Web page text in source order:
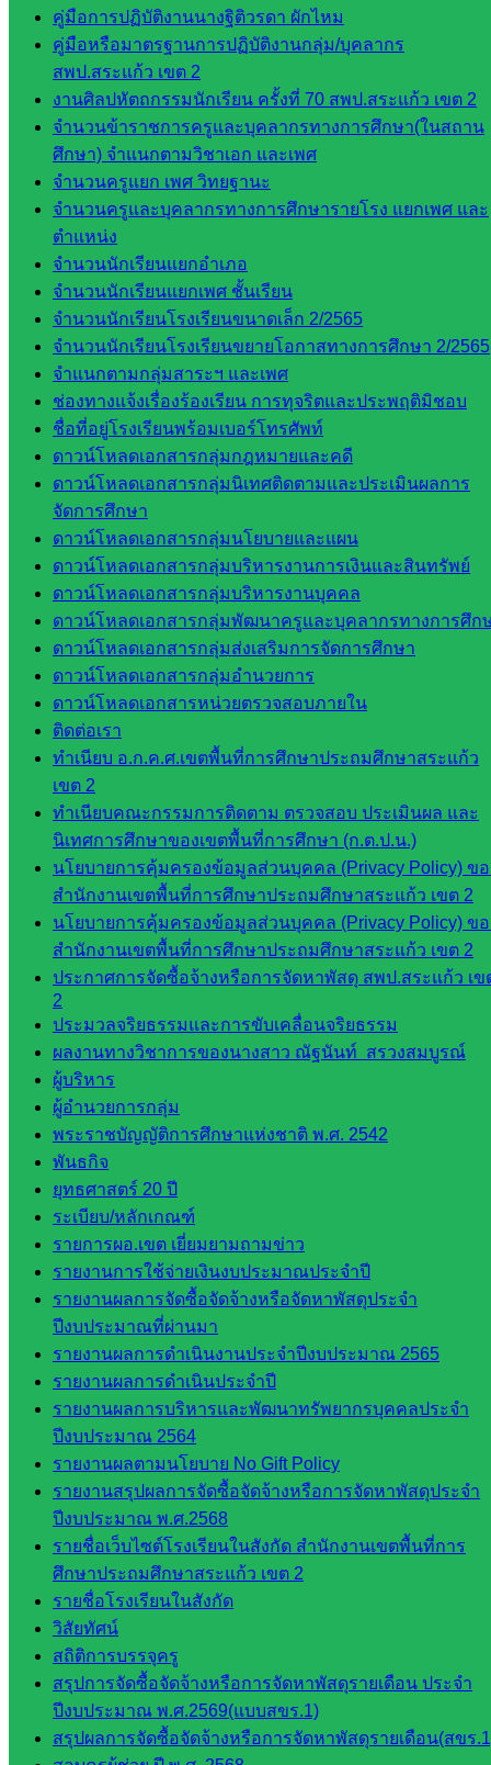
คู่มือการปฏิบัติงานนางฐิติวรดา ผักไหม
คู่มือหรือมาตรฐานการปฏิบัติงานกลุ่ม/บุคลากร
สพป.สระแก้ว เขต 2
งานศิลปหัตถกรรมนักเรียน ครั้งที่ 70 สพป.สระแก้ว เขต 2
จำนวนข้าราชการครูและบุคลากรทางการศึกษา(ในสถาน
ศึกษา) จำแนกตามวิชาเอก และเพศ
จำนวนครูแยก เพศ วิทยฐานะ
จำนวนครูและบุคลากรทางการศึกษารายโรง แยกเพศ และ
ตำแหน่ง
จำนวนนักเรียนแยกอำเภอ
จำนวนนักเรียนแยกเพศ ชั้นเรียน
จำนวนนักเรียนโรงเรียนขนาดเล็ก 2/2565
จำนวนนักเรียนโรงเรียนขยายโอกาสทางการศึกษา 2/2565
จำแนกตามกลุ่มสาระฯ และเพศ
ช่องทางแจ้งเรื่องร้องเรียน การทุจริตและประพฤติมิชอบ
ชื่อที่อยู่โรงเรียนพร้อมเบอร์โทรศัพท์
ดาวน์โหลดเอกสารกลุ่มกฎหมายและคดี
ดาวน์โหลดเอกสารกลุ่มนิเทศติดตามและประเมินผลการ
จัดการศึกษา
ดาวน์โหลดเอกสารกลุ่มนโยบายและแผน
ดาวน์โหลดเอกสารกลุ่มบริหารงานการเงินและสินทรัพย์
ดาวน์โหลดเอกสารกลุ่มบริหารงานบุคคล
ดาวน์โหลดเอกสารกลุ่มพัฒนาครูและบุคลากรทางการศึก
ดาวน์โหลดเอกสารกลุ่มส่งเสริมการจัดการศึกษา
ดาวน์โหลดเอกสารกลุ่มอำนวยการ
ดาวน์โหลดเอกสารหน่วยตรวจสอบภายใน
ติดต่อเรา
ทำเนียบ อ.ก.ค.ศ.เขตพื้นที่การศึกษาประถมศึกษาสระแก้ว
เขต 2
ทำเนียบคณะกรรมการติดตาม ตรวจสอบ ประเมินผล และ
นิเทศการศึกษาของเขตพื้นที่การศึกษา (ก.ต.ป.น.)
นโยบายการคุ้มครองข้อมูลส่วนบุคคล (Privacy Policy) ข
สำนักงานเขตพื้นที่การศึกษาประถมศึกษาสระแก้ว เขต 2
นโยบายการคุ้มครองข้อมูลส่วนบุคคล (Privacy Policy) ข
สำนักงานเขตพื้นที่การศึกษาประถมศึกษาสระแก้ว เขต 2
ประกาศการจัดซื้อจ้างหรือการจัดหาพัสดุ สพป.สระแก้ว เข
2
ประมวลจริยธรรมและการขับเคลื่อนจริยธรรม
ผลงานทางวิชาการของนางสาว ณัฐนันท์ สรวงสมบูรณ์
ผู้บริหาร
ผู้อำนวยการกลุ่ม
พระราชบัญญัติการศึกษาแห่งชาติ พ.ศ. 2542
พันธกิจ
ยุทธศาสตร์ 20 ปี
ระเบียบ/หลักเกณฑ์
รายการผอ.เขต เยี่ยมยามถามข่าว
รายงานการใช้จ่ายเงินงบประมาณประจำปี
รายงานผลการจัดซื้อจัดจ้างหรือจัดหาพัสดุประจำ
ปีงบประมาณที่ผ่านมา
รายงานผลการดำเนินงานประจำปีงบประมาณ 2565
รายงานผลการดำเนินประจำปี
รายงานผลการบริหารและพัฒนาทรัพยากรบุคคลประจำ
ปีงบประมาณ 2564
รายงานผลตามนโยบาย No Gift Policy
รายงานสรุปผลการจัดซื้อจัดจ้างหรือการจัดหาพัสดุประจำ
ปีงบประมาณ พ.ศ.2568
รายชื่อเว็บไซต์โรงเรียนในสังกัด สำนักงานเขตพื้นที่การ
ศึกษาประถมศึกษาสระแก้ว เขต 2
รายชื่อโรงเรียนในสังกัด
วิสัยทัศน์
สถิติการบรรจุครู
สรุปการจัดซื้อจัดจ้างหรือการจัดหาพัสดุรายเดือน ประจำ
ปีงบประมาณ พ.ศ.2569(แบบสขร.1)
สรุปผลการจัดซื้อจัดจ้างหรือการจัดหาพัสดุรายเดือน(สขร
หน่วยงาน
ในจังหวัด
สระแก้ว
จังหวัด
สระแก้ว
องค์การ
บริหาร
ส่วน
จังหวัด
สระแก้ว
ศึกษาธิการ
สระแก้ว
สำนักงาน
ส.ก.ส.ค.
จังหวัด
สระแก้ว
สพป.
สระแก้ว
เขต 1
สพป.สระแก้ว
เขต 2
โรงเรียน
ในสังกัด
สพป.สระแก้ว
โรงเรียน
ในสังกัด
สพป.สระแก้ว
เขต 2
วิทยาลัย
เทคนิค
วิทยาลัย
เทคนิค
วังน้ำเย็น
กศน.สระแก้ว
เว็บไซต์
กลุ่มงาน
ใน
สำนักงาน
กลุ่
บริหาร
สินทรัพย์
กลุ่มน
โยบาย
และแผน
กลุ่มส่ง
เสริมการ
จัดการ
ศึกษา
กลุ่ม
บริหาร